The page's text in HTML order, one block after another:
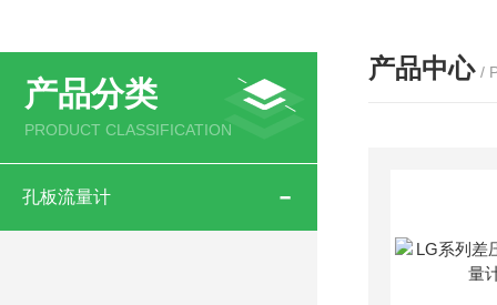
产品分类
PRODUCT CLASSIFICATION
孔板流量计
产品中心 /